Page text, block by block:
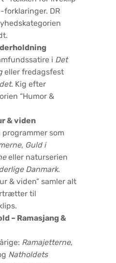
forklaringer. DR
i Det
eller fredagsfest
. Kig efter
“Humor &
& viden
som
, Guld i
eller naturserien
Danmark.
& viden” samler alt
til
– Ramasjang &
Ramajetterne,
Natholdets